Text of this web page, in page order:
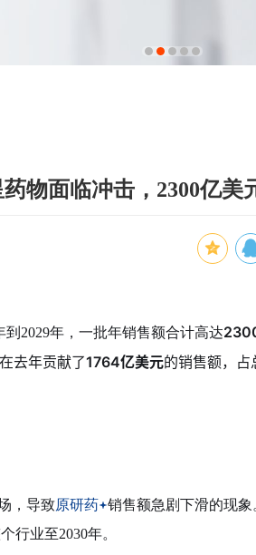
1 2 3 4 5
物面临冲击，2300亿美
到2029年，一批年销售额合计高达
去年贡献了1764亿美元的销售额，占
，导致原研药 销售额急剧下滑的现
行业至2030年。